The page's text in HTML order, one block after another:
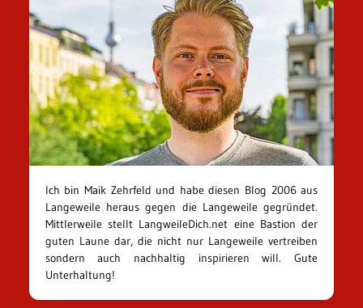
Ich bin Maik Zehrfeld und habe diesen Blog 2006 aus
Langeweile heraus gegen die Langeweile gegründet.
Mittlerweile stellt LangweileDich.net eine Bastion der
guten Laune dar, die nicht nur Langeweile vertreiben
sondern auch nachhaltig inspirieren will. Gute
Unterhaltung!